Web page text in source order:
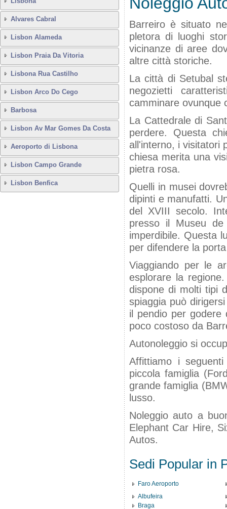
Alvares Cabral
Lisbon Alameda
Lisbon Praia Da Vitoria
Lisbona Rua Castilho
Lisbon Arco Do Cego
Barbosa
Lisbon Av Mar Gomes Da Costa
Aeroporto di Lisbona
Lisbon Campo Grande
Lisbon Benfica
Barreiro è situato
pletora di luoghi
vicinanze di aree
altre città storiche.
La città di Setubal
negozietti
camminare ovunque
La Cattedrale di
perdere. Questa
all'interno, i visitatori
chiesa merita una
pietra rosa.
Quelli in musei
dipinti e manufatti.
del XVIII secolo.
presso il Museu de
imperdibile. Questa
per difendere la
Viaggiando per le
esplorare la
dispone di molti tipi
spiaggia può
il pendio per godere
poco costoso da
Autonoleggio si
Affittiamo i
piccola famiglia
grande famiglia
lusso.
Noleggio auto a
Elephant Car Hire,
Autos.
Sedi Popular in
Faro Aeroporto
Albufeira
Braga